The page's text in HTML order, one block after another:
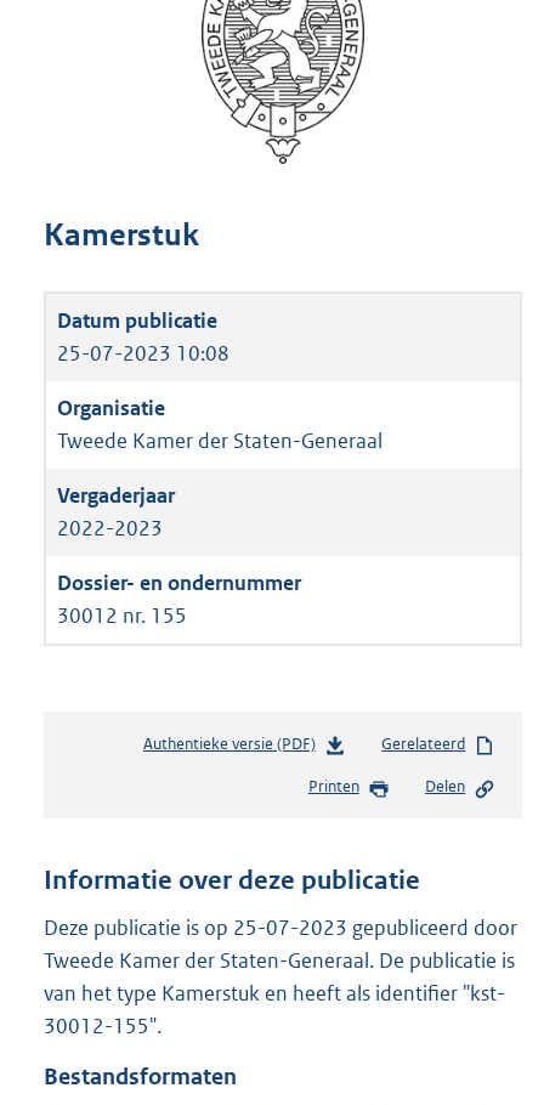
Kamerstuk
25-07-2023 10:08
Tweede Kamer der Staten-Generaal
2022-2023
30012 nr. 155
Authentieke versie (PDF)b
s
n
s
r
o
Gerelateerd
Printen Delen
Informatie over deze publicatie
Deze publicatie is op 25-07-2023 gepubliceerd door
Tweede Kamer der Staten-Generaal. De publicatie is
van het type Kamerstuk en heeft als identifier "kst-
30012-155".
Bestandsformaten